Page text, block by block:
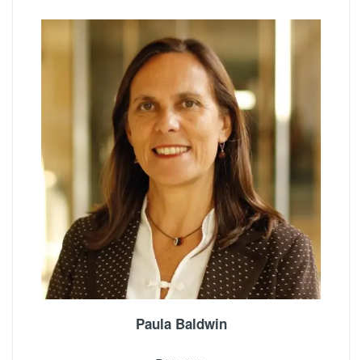
Paula Baldwin